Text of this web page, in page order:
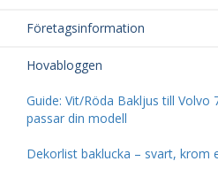
Företagsinformation
Hovabloggen
Guide: Vit/Röda Bakljus till Volvo
passar din modell
Dekorlist baklucka – svart, krom